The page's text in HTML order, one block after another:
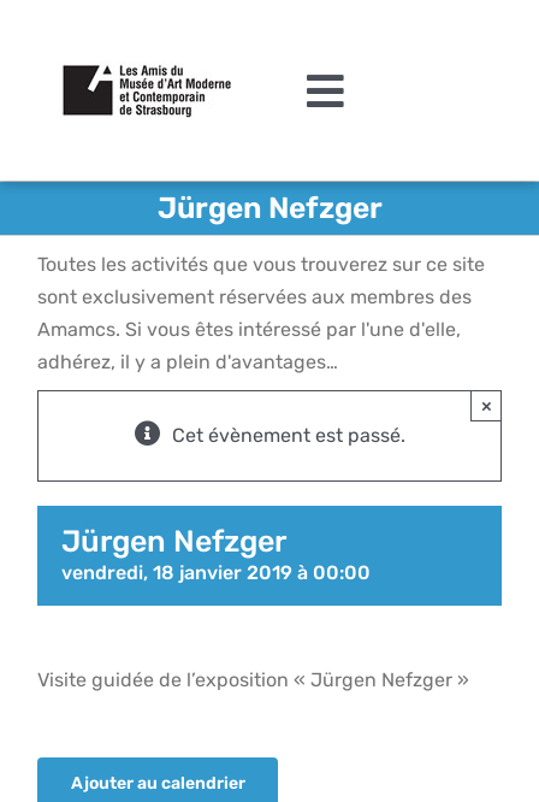
contenu
Toggle
L’association
Agenda
Actualités
Acquisitions et mécénat
Contact
Jürgen Nefzger
Toutes les activités que vous trouverez sur ce site
sont exclusivement réservées aux membres des
Amamcs. Si vous êtes intéressé par l'une d'elle,
adhérez, il y a plein d'avantages…
Cet évènement est passé.
×
Jürgen Nefzger
vendredi, 18 janvier 2019 à 00:00
Visite guidée de l’exposition « Jürgen Nefzger »
Ajouter au calendrier